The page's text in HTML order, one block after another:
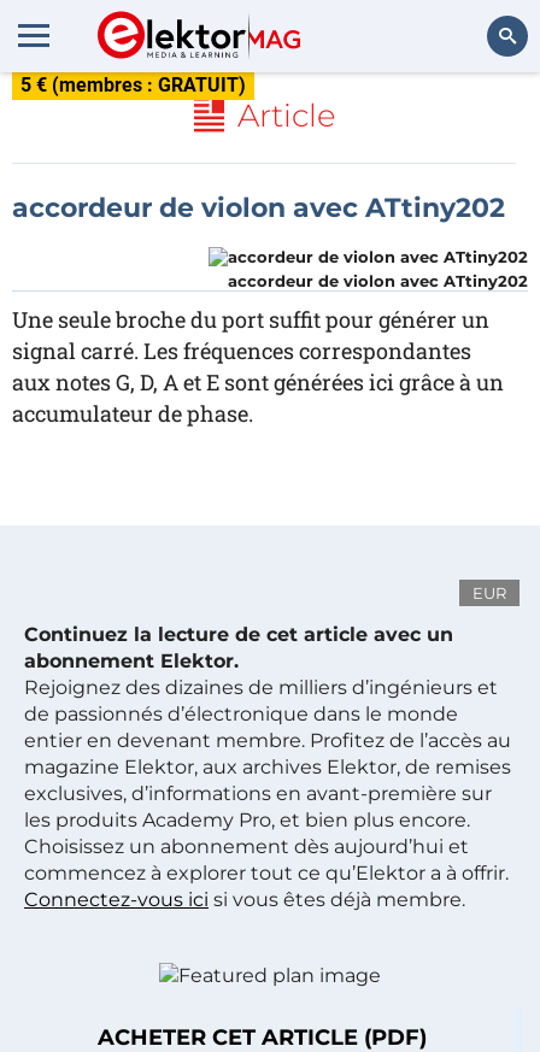
5 € (membres : GRATUIT)
Article
accordeur de violon avec ATtiny202
accordeur de violon avec ATtiny202
Une seule broche du port suffit pour générer un
signal carré. Les fréquences correspondantes
aux notes G, D, A et E sont générées ici grâce à un
accumulateur de phase.
EUR
Continuez la lecture de cet article avec un
abonnement Elektor.
Rejoignez des dizaines de milliers d’ingénieurs et
de passionnés d’électronique dans le monde
entier en devenant membre. Profitez de l’accès au
magazine Elektor, aux archives Elektor, de remises
exclusives, d’informations en avant-première sur
les produits Academy Pro, et bien plus encore.
Choisissez un abonnement dès aujourd’hui et
commencez à explorer tout ce qu’Elektor a à offrir.
Connectez-vous ici si vous êtes déjà membre.
ACHETER CET ARTICLE (PDF)